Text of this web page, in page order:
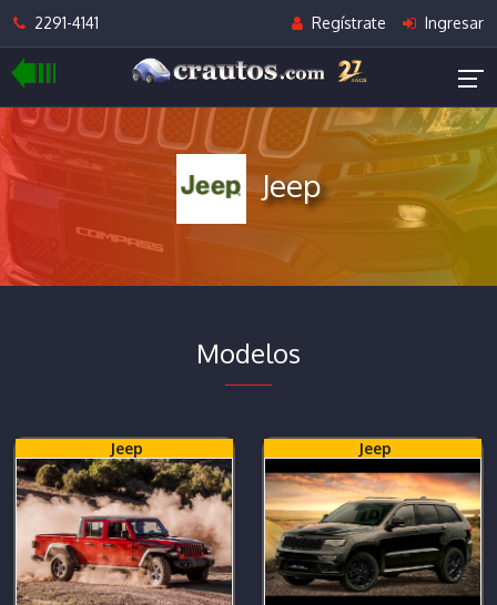
2291-4141 Regístrate Ingresar
Jeep
Modelos
Jeep Jeep